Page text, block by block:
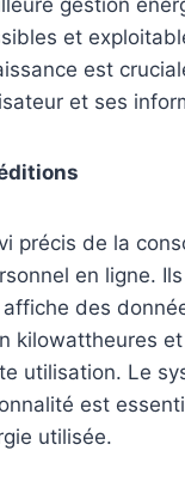
gestion
et
est
et ses
précis de la
en ligne.
des
kilowattheures
utilisation. Le
est
utilisée.